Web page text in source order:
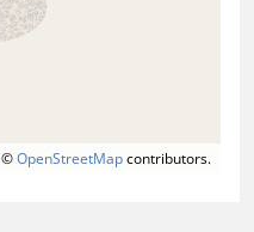
©OpenStreetMapcontributors.